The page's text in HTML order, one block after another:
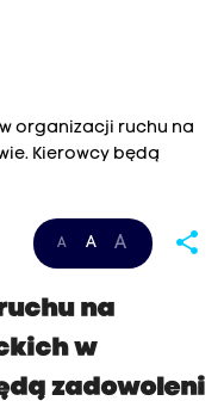
organizacji ruchu na
Kierowcy będą
A A A share
na
w
zadowoleni